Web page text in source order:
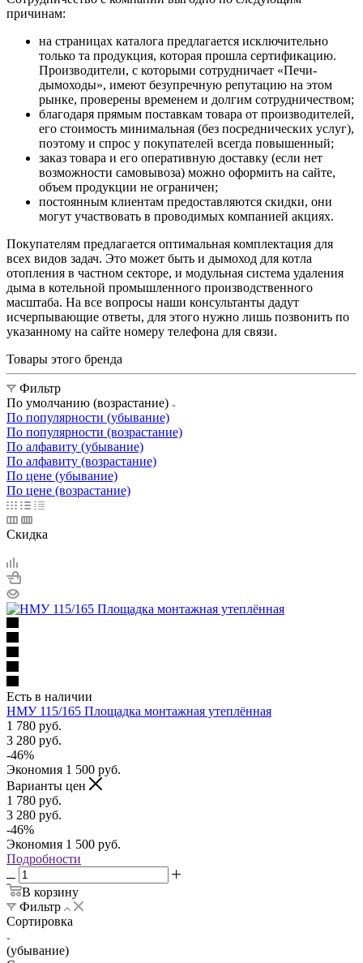
причинам:
на страницах каталога предлагается исключительно
только та продукция, которая прошла сертификацию.
Производители, с которыми сотрудничает «Печи-
дымоходы», имеют безупречную репутацию на этом
рынке, проверены временем и долгим сотрудничеством;
благодаря прямым поставкам товара от производителей,
его стоимость минимальная (без посреднических услуг),
поэтому и спрос у покупателей всегда повышенный;
заказ товара и его оперативную доставку (если нет
возможности самовывоза) можно оформить на сайте,
объем продукции не ограничен;
постоянным клиентам предоставляются скидки, они
могут участвовать в проводимых компанией акциях.
Покупателям предлагается оптимальная комплектация для
всех видов задач. Это может быть и дымоход для котла
отопления в частном секторе, и модульная система удаления
дыма в котельной промышленного производственного
масштаба. На все вопросы наши консультанты дадут
исчерпывающие ответы, для этого нужно лишь позвонить по
указанному на сайте номеру телефона для связи.
Товары этого бренда
Фильтр
По умолчанию (возрастание)
По популярности (убывание)
По популярности (возрастание)
По алфавиту (убывание)
По алфавиту (возрастание)
По цене (убывание)
По цене (возрастание)
Скидка
Есть в наличии
НМУ 115/165 Площадка монтажная утеплённая
1 780 руб.
3 280 руб.
-46%
Экономия 1 500 руб.
Варианты цен
1 780 руб.
3 280 руб.
-46%
Экономия 1 500 руб.
Подробности
В корзину
Фильтр
Сортировка
(убывание)